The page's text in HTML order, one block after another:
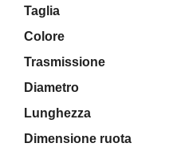
Taglia
Colore
Trasmissione
Diametro
Lunghezza
Dimensione ruota